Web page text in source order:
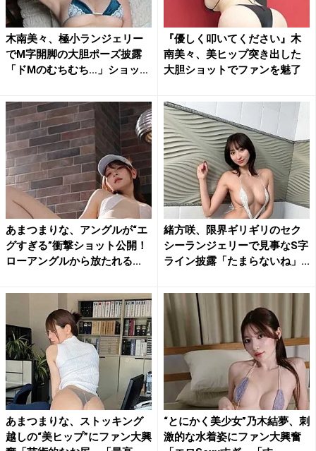
木南美々、極小ランジェリー
でM字開脚の大胆ポーズ披露
「ドMのむちむち…」ショッ
『優しく叩いてください』木
南美々、美ヒップ突き出した
大胆ショットでファンを魅了
あまつまりな、アングルが“エ
グすぎる”衝撃ショット公開！
ローアングルから放たれる...
緒方咲、限界ギリギリのセク
シーランジェリーで見事なS字
ライン披露「たまらないね」...
あまつまりな、ストッキング
越しの“美ヒップ”にファン大興
“とにかく美少女”乃木結夢、刺
激的な水着姿にファン大興奮